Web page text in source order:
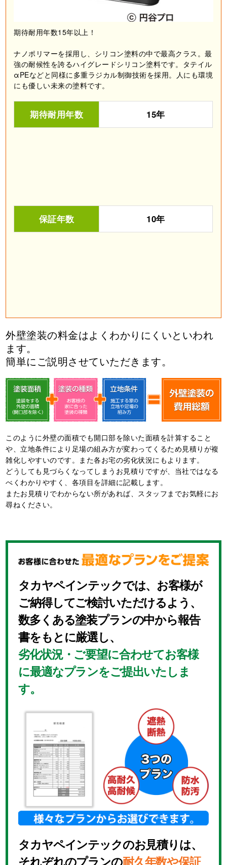
期待耐用年数15年以上！
ナノポリマーを採用し、シリコン塗料の中で最高クラス。最
強の耐候性を誇るハイグレードシリコン塗料です。タテイル
αPEなどと同様に多重ラジカル制御技術を採用。人にも環境
にも優しい未来の塗料です。
期待耐用年数 15年
保証年数 10年
外壁塗装の料金はよくわかりにくいといわれ
ます。
簡単にご説明させていただきます。
このように外壁の面積でも開口部を除いた面積を計算すること
や、立地条件により足場の組み方が変わってくるため⾒積りが複
雑化しやすいのです。また各お宅の劣化状況にもよります。
どうしても⾒づらくなってしまうお⾒積りですが、当社ではなる
べくわかりやすく、各項目を詳細に記載します。
またお⾒積りでわからない所があれば、スタッフまでお気軽にお
尋ねください。
タカヤペインテックでは、お客様が
ご納得してご検討いただけるよう、
数多くある塗装プランの中から報告
書をもとに厳選し、
劣化状況・ご要望に合わせてお客様
に最適なプランをご提出いたしま
す。
タカヤペインテックのお見積りは、
それぞれのプランの耐久年数や保証